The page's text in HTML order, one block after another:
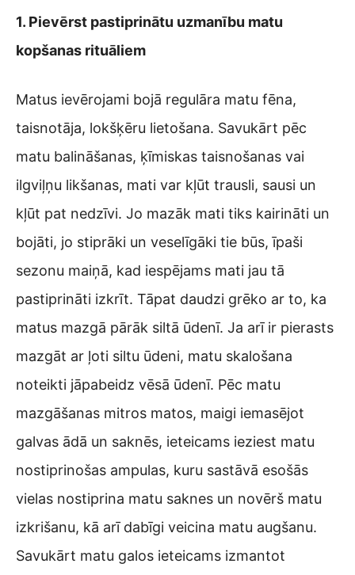
1. Pievērst pastiprinātu uzmanību matu
kopšanas rituāliem
Matus ievērojami bojā regulāra matu fēna,
taisnotāja, lokšķēru lietošana. Savukārt pēc
matu balināšanas, ķīmiskas taisnošanas vai
ilgviļņu likšanas, mati var kļūt trausli, sausi un
kļūt pat nedzīvi. Jo mazāk mati tiks kairināti un
bojāti, jo stiprāki un veselīgāki tie būs, īpaši
sezonu maiņā, kad iespējams mati jau tā
pastiprināti izkrīt. Tāpat daudzi grēko ar to, ka
matus mazgā pārāk siltā ūdenī. Ja arī ir pierasts
mazgāt ar ļoti siltu ūdeni, matu skalošana
noteikti jāpabeidz vēsā ūdenī. Pēc matu
mazgāšanas mitros matos, maigi iemasējot
galvas ādā un saknēs, ieteicams ieziest matu
nostiprinošas ampulas, kuru sastāvā esošās
vielas nostiprina matu saknes un novērš matu
izkrišanu, kā arī dabīgi veicina matu augšanu.
Savukārt matu galos ieteicams izmantot